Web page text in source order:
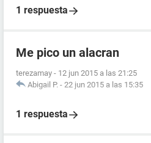
1 respuesta
Me pico un alacran
terezamay - 12 jun 2015 a las 21:25
Abigail P. - 22 jun 2015 a las 15:35
1 respuesta